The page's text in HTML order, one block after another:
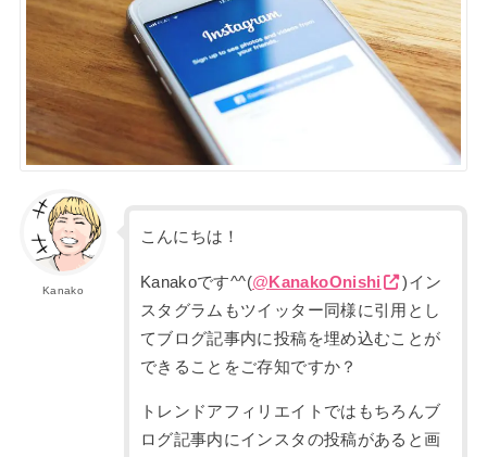
Kanako
こんにちは！
Kanakoです^^(@ KanakoOnishi )イン
スタグラムもツイッター同様に引用とし
てブログ記事内に投稿を埋め込むことが
できることをご存知ですか？
トレンドアフィリエイトではもちろんブ
ログ記事内にインスタの投稿があると画